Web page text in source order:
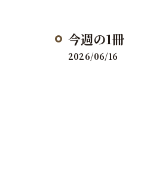
今週の1冊
2026/06/16